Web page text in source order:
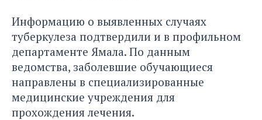
Информацию о выявленных случаях
туберкулеза подтвердили и в профильном
департаменте Ямала. По данным
ведомства, заболевшие обучающиеся
направлены в специализированные
медицинские учреждения для
прохождения лечения.